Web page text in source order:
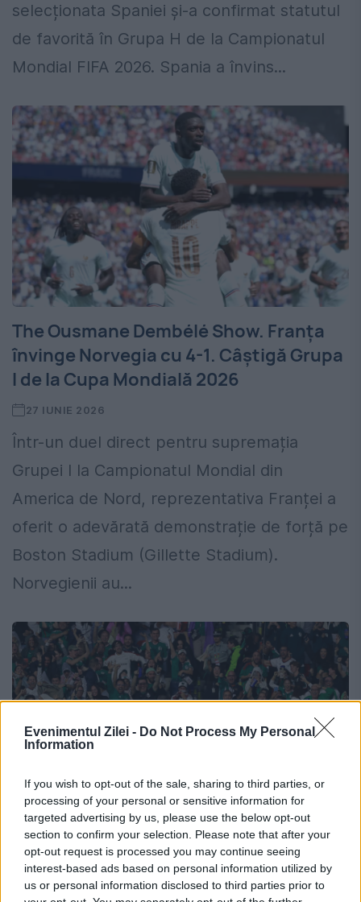
Evenimentul Zilei - Do Not Process My Personal
Information
If you wish to opt-out of the sale, sharing to third parties, or
processing of your personal or sensitive information for
targeted advertising by us, please use the below opt-out
section to confirm your selection. Please note that after your
opt-out request is processed you may continue seeing
interest-based ads based on personal information utilized by
us or personal information disclosed to third parties prior to
selecționata Spaniei și-a confirmat statutul
de favorită în Grupa H de la Campionatul
Mondial FIFA 2026. Spania a învins...
The Ousmane Dembélé Show. Franța
învinge Norvegia cu 4-1. Câștigă Grupa
I de la Cupa Mondială 2026
27 IUNIE 2026
Într-un duel direct pentru supremația
Grupei I la Campionatul Mondial din
America de Nord, reprezentativa Franței a
oferit o adevărată demonstrație de forță pe
Boston Stadium (Gillette Stadium).
Norvegienii au...
Mexicul zdrobește Cehia cu 3-0 și
câștigă Grupa A cu punctaj maxim la
CM 2026